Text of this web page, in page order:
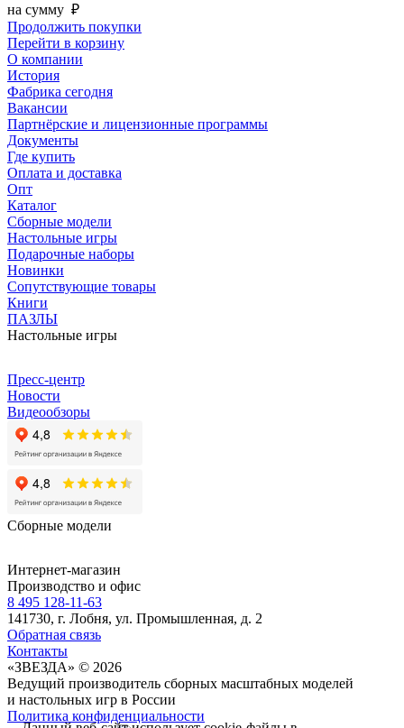
на сумму ₽
Продолжить покупки
Перейти в корзину
О компании
История
Фабрика сегодня
Вакансии
Партнёрские и лицензионные программы
Документы
Где купить
Оплата и доставка
Опт
Каталог
Сборные модели
Настольные игры
Подарочные наборы
Новинки
Сопутствующие товары
Книги
ПАЗЛЫ
Настольные игры
Пресс-центр
Новости
Видеообзоры
Сборные модели
Интернет-магазин
Производство и офис
8 495 128-11-63
141730, г. Лобня, ул. Промышленная, д. 2
Обратная связь
Контакты
«ЗВЕЗДА» © 2026
Ведущий производитель сборных масштабных моделей
и настольных игр в России
Политика конфиденциальности